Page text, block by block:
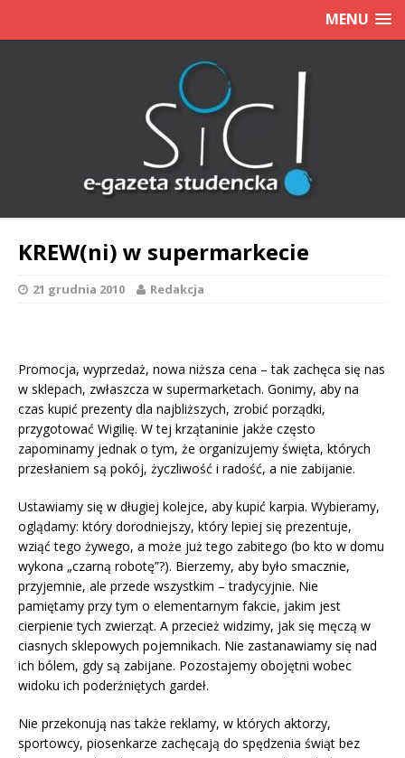
MENU
KREW(ni) w supermarkecie
21 grudnia 2010 Redakcja
Promocja, wyprzedaż, nowa niższa cena – tak zachęca się nas
w sklepach, zwłaszcza w supermarketach. Gonimy, aby na
czas kupić prezenty dla najbliższych, zrobić porządki,
przygotować Wigilię. W tej krzątaninie jakże często
zapominamy jednak o tym, że organizujemy święta, których
przesłaniem są pokój, życzliwość i radość, a nie zabijanie.
Ustawiamy się w długiej kolejce, aby kupić karpia. Wybieramy,
oglądamy: który dorodniejszy, który lepiej się prezentuje,
wziąć tego żywego, a może już tego zabitego (bo kto w domu
wykona „czarną robotę”?). Bierzemy, aby było smacznie,
przyjemnie, ale przede wszystkim – tradycyjnie. Nie
pamiętamy przy tym o elementarnym fakcie, jakim jest
cierpienie tych zwierząt. A przecież widzimy, jak się męczą w
ciasnych sklepowych pojemnikach. Nie zastanawiamy się nad
ich bólem, gdy są zabijane. Pozostajemy obojętni wobec
widoku ich poderżniętych gardeł.
Nie przekonują nas także reklamy, w których aktorzy,
sportowcy, piosenkarze zachęcają do spędzenia świąt bez